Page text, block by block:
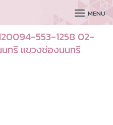
MENU
553-1258 02-
ทรี แขวงช่องนนทรี